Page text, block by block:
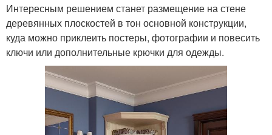
Интересным решением станет размещение на стене
деревянных плоскостей в тон основной конструкции,
куда можно приклеить постеры, фотографии и повесить
ключи или дополнительные крючки для одежды.